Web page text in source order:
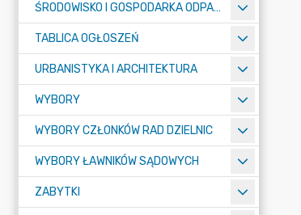
ŚRODOWISKO I GOSPODARKA ODPADAMI
TABLICA OGŁOSZEŃ
URBANISTYKA I ARCHITEKTURA
WYBORY
WYBORY CZŁONKÓW RAD DZIELNIC
WYBORY ŁAWNIKÓW SĄDOWYCH
ZABYTKI